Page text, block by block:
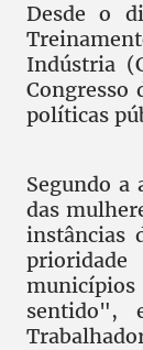
Desde o
Indústria
Congresso
políticas
Segundo a
das
instâncias
sentido",